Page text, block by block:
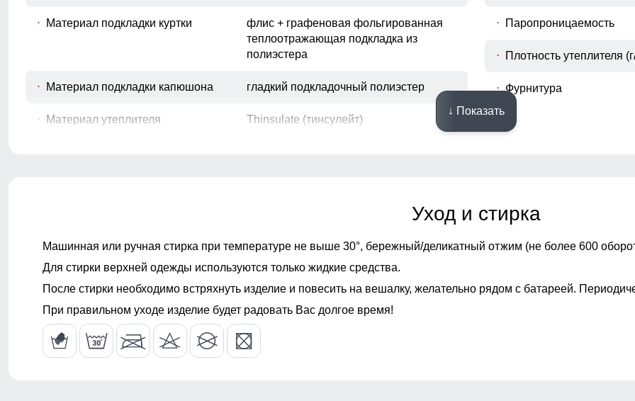
Материал подкладки куртки
флис + графеновая фольгированная
теплоотражающая подкладка из
полиэстера
Материал подкладки капюшона гладкий подкладочный полиэстер
Материал утеплителя Thinsulate (тинсулейт)
Паропроницаемость
Плотность утеплителя
Фурнитура
Длина изделия до бедра
Тип рукава длинный, на манжете
Тип карманов
боковые врезные карманы на
влагозащитной молнии
Декоративные элементы
↓ Показать
Уход и стирка
Машинная или ручная стирка при температуре не выше 30°, бережный/деликатный отжим (не более 600
Для стирки верхней одежды используются только жидкие средства.
После стирки необходимо встряхнуть изделие и повесить на вешалку, желательно рядом с батареей.
При правильном уходе изделие будет радовать Вас долгое время!